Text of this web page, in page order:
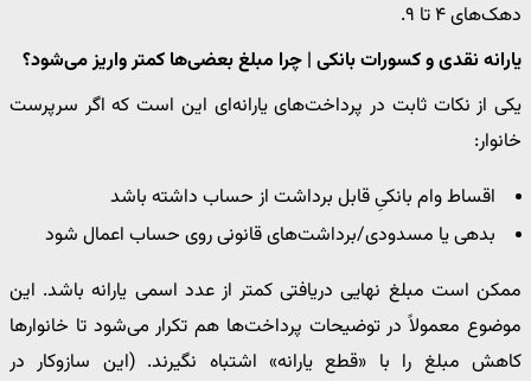
دهک‌های ۴ تا ۹.
یارانه نقدی و کسورات بانکی | چرا مبلغ بعضی‌ها کمتر واریز می‌شود؟
یکی از نکات ثابت در پرداخت‌های یارانه‌ای این است که اگر سرپرست
خانوار:
اقساط وام بانکیِ قابل برداشت از حساب داشته باشد
بدهی یا مسدودی/برداشت‌های قانونی روی حساب اعمال شود
ممکن است مبلغ نهایی دریافتی کمتر از عدد اسمی یارانه باشد. این
موضوع معمولاً در توضیحات پرداخت‌ها هم تکرار می‌شود تا خانوارها
کاهش مبلغ را با «قطع یارانه» اشتباه نگیرند. (این سازوکار در